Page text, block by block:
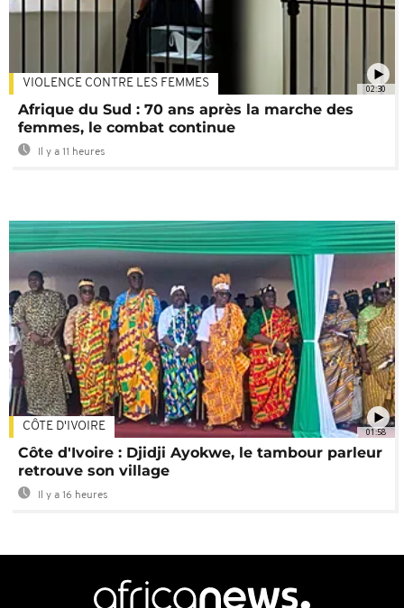
02:30
VIOLENCE CONTRE LES FEMMES
Afrique du Sud : 70 ans après la marche des
femmes, le combat continue
Il y a 11 heures
01:58
CÔTE D'IVOIRE
Côte d'Ivoire : Djidji Ayokwe, le tambour parleur
retrouve son village
Il y a 16 heures